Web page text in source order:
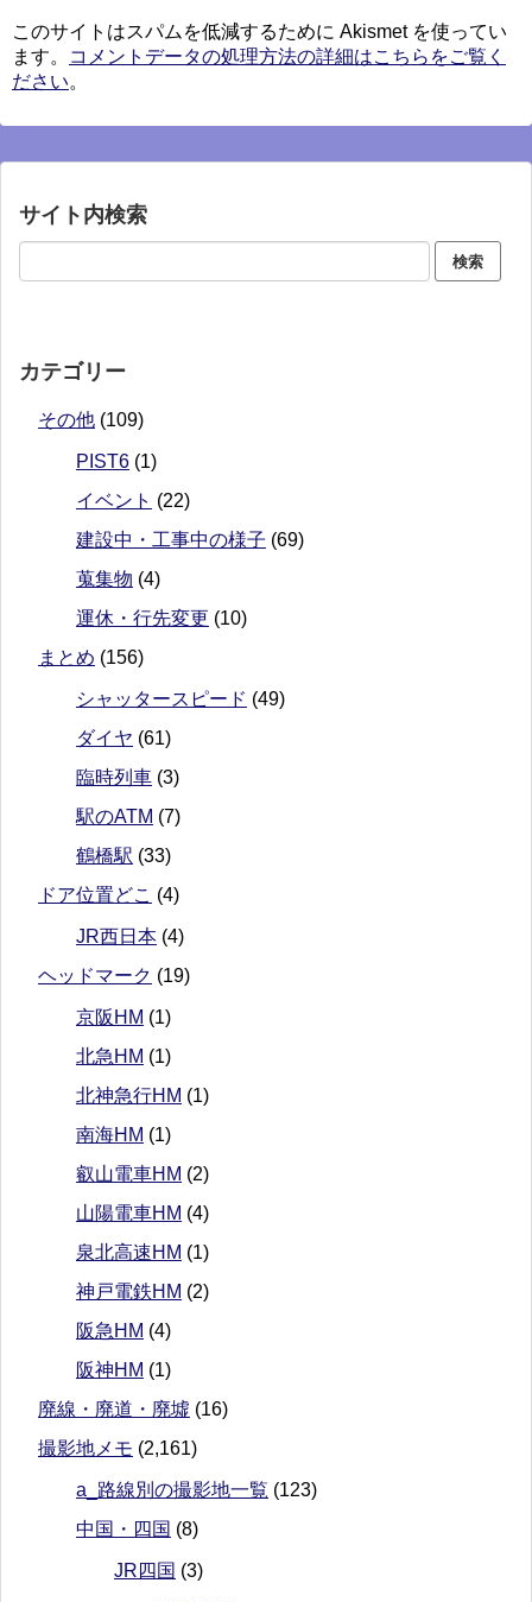
このサイトはスパムを低減するために Akismet を使ってい
ます。
コメントデータの処理方法の詳細はこちらをご覧く
ださい。
サイト内検索
カテゴリー
その他 (109)
PIST6 (1)
イベント (22)
建設中・工事中の様子 (69)
蒐集物 (4)
運休・行先変更 (10)
まとめ (156)
シャッタースピード (49)
ダイヤ (61)
臨時列車 (3)
駅のATM (7)
鶴橋駅 (33)
ドア位置どこ (4)
JR西日本 (4)
ヘッドマーク (19)
京阪HM (1)
北急HM (1)
北神急行HM (1)
南海HM (1)
叡山電車HM (2)
山陽電車HM (4)
泉北高速HM (1)
神戸電鉄HM (2)
阪急HM (4)
阪神HM (1)
廃線・廃道・廃墟 (16)
撮影地メモ (2,161)
a_路線別の撮影地一覧 (123)
中国・四国 (8)
JR四国 (3)